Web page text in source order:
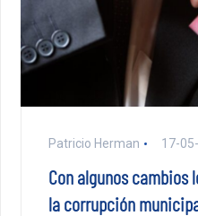
Patricio Herman 17-
Con algunos cambios
la corrupción